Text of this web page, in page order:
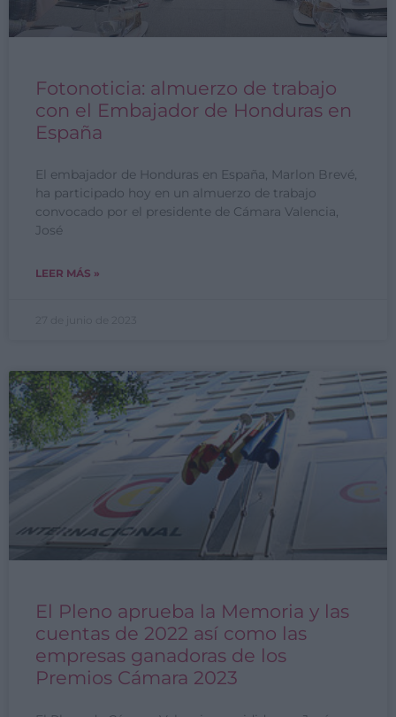
Fotonoticia: almuerzo de trabajo
con el Embajador de Honduras en
España
El embajador de Honduras en España, Marlon Brevé,
ha participado hoy en un almuerzo de trabajo
convocado por el presidente de Cámara Valencia,
José
LEER MÁS »
El Pleno aprueba la Memoria y las
cuentas de 2022 así como las
empresas ganadoras de los
Premios Cámara 2023